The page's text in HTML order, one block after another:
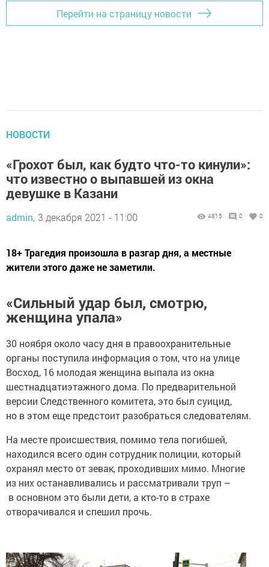
Перейти на страницу новости
НОВОСТИ
«Грохот был, как будто что-то кинули»:
что известно о выпавшей из окна
девушке в Казани
admin, 3 декабря 2021 - 11:00 4815 0 0
18+ Трагедия произошла в разгар дня, а местные
жители этого даже не заметили.
«Сильный удар был, смотрю,
женщина упала»
30 ноября около часу дня в правоохранительные
органы поступила информация о том, что на улице
Восход, 16 молодая женщина выпала из окна
шестнадцатиэтажного дома. По предварительной
версии Следственного комитета, это был суицид,
но в этом еще предстоит разобраться следователям.
На месте происшествия, помимо тела погибшей,
находился всего один сотрудник полиции, который
охранял место от зевак, проходивших мимо. Многие
из них останавливались и рассматривали труп –
в основном это были дети, а кто-то в страхе
отворачивался и спешил прочь.